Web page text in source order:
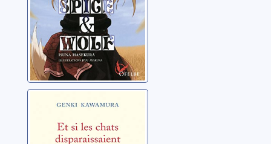
Et si les chats
disparaissaient
du monde...